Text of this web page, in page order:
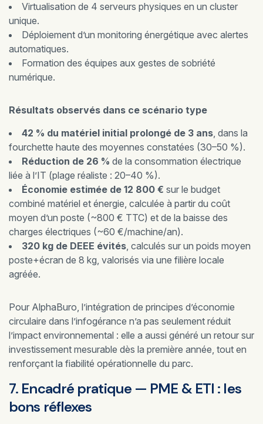
Virtualisation de 4 serveurs physiques en un cluster
unique.
Déploiement d’un monitoring énergétique avec alertes
automatiques.
Formation des équipes aux gestes de sobriété
numérique.
Résultats observés dans ce scénario type
42 % du matériel initial prolongé de 3 ans, dans la
fourchette haute des moyennes constatées (30–50 %).
Réduction de 26 % de la consommation électrique
liée à l’IT (plage réaliste : 20–40 %).
Économie estimée de 12 800 € sur le budget
combiné matériel et énergie, calculée à partir du coût
moyen d’un poste (~800 € TTC) et de la baisse des
charges électriques (~60 €/machine/an).
320 kg de DEEE évités, calculés sur un poids moyen
poste+écran de 8 kg, valorisés via une filière locale
agréée.
Pour AlphaBuro, l’intégration de principes d’économie
circulaire dans l’infogérance n’a pas seulement réduit
l’impact environnemental : elle a aussi généré un retour sur
investissement mesurable dès la première année, tout en
renforçant la fiabilité opérationnelle du parc.
7. Encadré pratique — PME & ETI : les
bons réflexes